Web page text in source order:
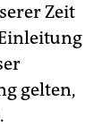
Zeit
gelten,